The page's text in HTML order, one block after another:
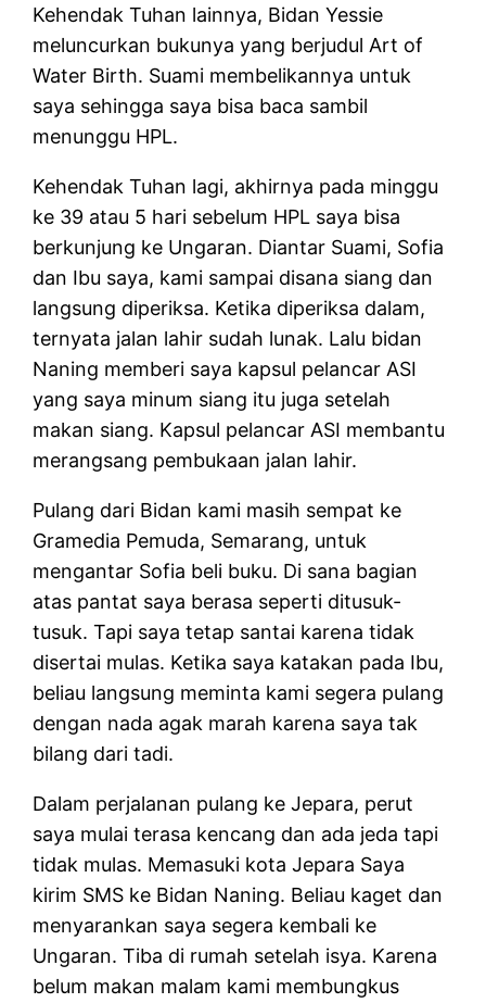
Kehendak Tuhan lainnya, Bidan Yessie
meluncurkan bukunya yang berjudul Art of
Water Birth. Suami membelikannya untuk
saya sehingga saya bisa baca sambil
menunggu HPL.
Kehendak Tuhan lagi, akhirnya pada minggu
ke 39 atau 5 hari sebelum HPL saya bisa
berkunjung ke Ungaran. Diantar Suami, Sofia
dan Ibu saya, kami sampai disana siang dan
langsung diperiksa. Ketika diperiksa dalam,
ternyata jalan lahir sudah lunak. Lalu bidan
Naning memberi saya kapsul pelancar ASI
yang saya minum siang itu juga setelah
makan siang. Kapsul pelancar ASI membantu
merangsang pembukaan jalan lahir.
Pulang dari Bidan kami masih sempat ke
Gramedia Pemuda, Semarang, untuk
mengantar Sofia beli buku. Di sana bagian
atas pantat saya berasa seperti ditusuk-
tusuk. Tapi saya tetap santai karena tidak
disertai mulas. Ketika saya katakan pada Ibu,
beliau langsung meminta kami segera pulang
dengan nada agak marah karena saya tak
bilang dari tadi.
Dalam perjalanan pulang ke Jepara, perut
saya mulai terasa kencang dan ada jeda tapi
tidak mulas. Memasuki kota Jepara Saya
kirim SMS ke Bidan Naning. Beliau kaget dan
menyarankan saya segera kembali ke
Ungaran. Tiba di rumah setelah isya. Karena
belum makan malam kami membungkus